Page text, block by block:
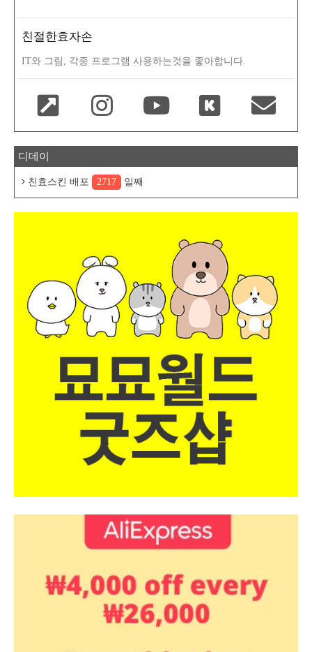
친절한효자손
IT와 그림, 각종 프로그램 사용하는것을 좋아합니다.
디데이
친효스킨 배포 2717 일째